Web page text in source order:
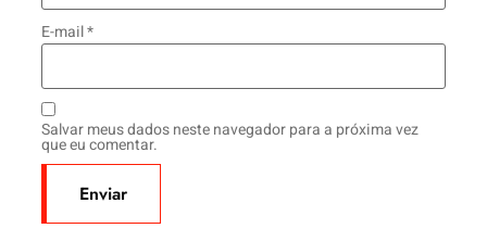
E-mail*
Salvar meus dados neste navegador para a próxima vez
que eu comentar.